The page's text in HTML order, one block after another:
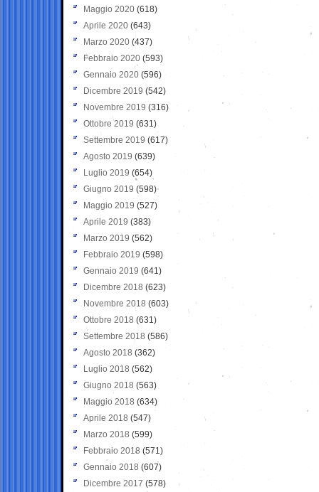
Maggio 2020 (618)
Aprile 2020 (643)
Marzo 2020 (437)
Febbraio 2020 (593)
Gennaio 2020 (596)
Dicembre 2019 (542)
Novembre 2019 (316)
Ottobre 2019 (631)
Settembre 2019 (617)
Agosto 2019 (639)
Luglio 2019 (654)
Giugno 2019 (598)
Maggio 2019 (527)
Aprile 2019 (383)
Marzo 2019 (562)
Febbraio 2019 (598)
Gennaio 2019 (641)
Dicembre 2018 (623)
Novembre 2018 (603)
Ottobre 2018 (631)
Settembre 2018 (586)
Agosto 2018 (362)
Luglio 2018 (562)
Giugno 2018 (563)
Maggio 2018 (634)
Aprile 2018 (547)
Marzo 2018 (599)
Febbraio 2018 (571)
Gennaio 2018 (607)
Dicembre 2017 (578)